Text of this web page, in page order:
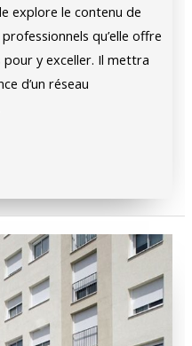
explore le contenu de
qu’elle offre
pour y exceller. Il mettra
d’un réseau